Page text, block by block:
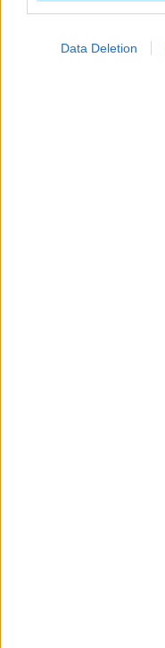
Data Deletion
2025. március 09. 19:54
Küldés